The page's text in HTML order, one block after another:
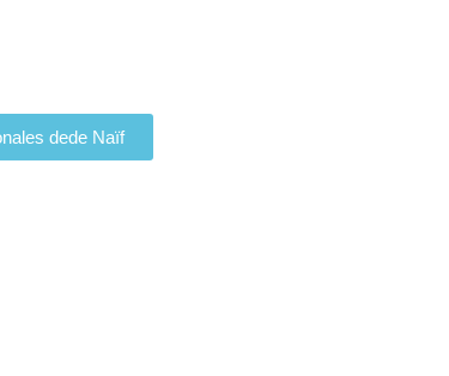
dede Naïf